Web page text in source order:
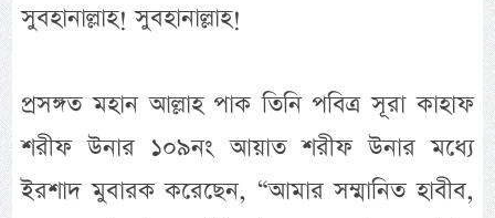
সুবহানাল্লাহ! সুবহানাল্লাহ!
প্রসঙ্গত মহান আল্লাহ পাক তিনি পবিত্র সূরা কাহাফ
শরীফ উনার ১০৯নং আয়াত শরীফ উনার মধ্যে
ইরশাদ মুবারক করেছেন, “আমার সম্মানিত হাবীব,